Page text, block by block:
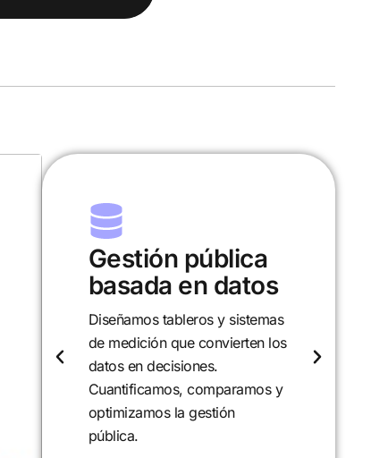
Investigación y
desarrollo
Analizamos políticas,
programas y realidades locales
para entender sus causas y
efectos. Desarrollamos
proyectos de investigación que
aportan evidencia y soluciones.